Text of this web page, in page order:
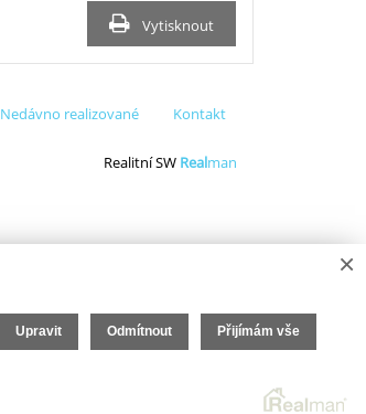
Vytisknout
Nedávno realizované Kontakt
Realitní SW Realman
×
Upravit Odmítnout Přijímám vše